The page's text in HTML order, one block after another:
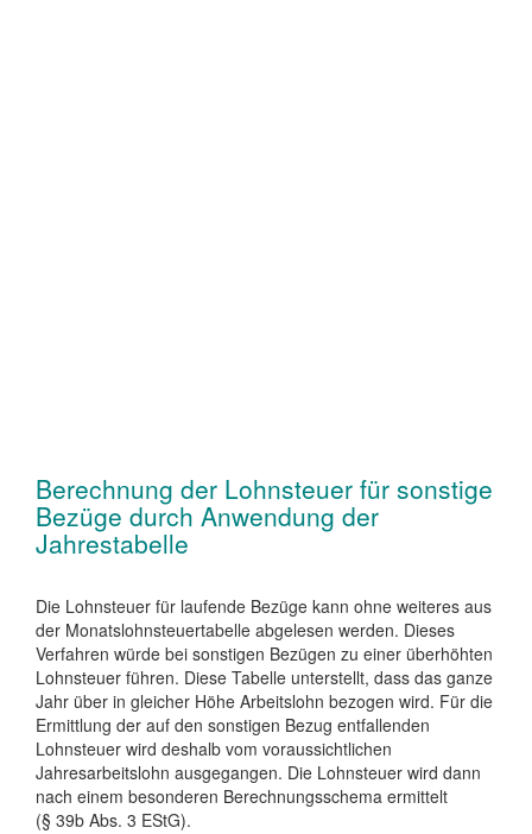
Berechnung der Lohnsteuer für sonstige
Bezüge durch Anwendung der
Jahrestabelle
Die Lohnsteuer für laufende Bezüge kann ohne weiteres aus
der Monatslohnsteuertabelle abgelesen werden. Dieses
Verfahren würde bei sonstigen Bezügen zu einer überhöhten
Lohnsteuer führen. Diese Tabelle unterstellt, dass das ganze
Jahr über in gleicher Höhe Arbeitslohn bezogen wird. Für die
Ermittlung der auf den sonstigen Bezug entfallenden
Lohnsteuer wird deshalb vom voraussichtlichen
Jahresarbeitslohn ausgegangen. Die Lohnsteuer wird dann
nach einem besonderen Berechnungsschema ermittelt
(§ 39b Abs. 3 EStG).